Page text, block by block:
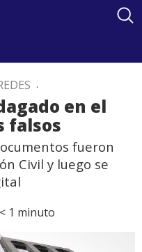
.
en el
falsos
fueron
Civil y luego se
< 1 minuto